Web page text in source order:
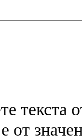
текста
от